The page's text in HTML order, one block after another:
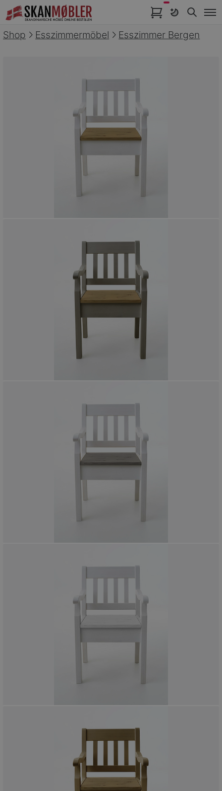
Artikel im Warenkorb
Shop Esszimmermöbel Esszimmer Bergen